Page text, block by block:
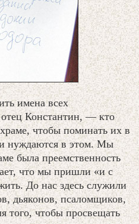
имена всех
Константин, — кто
чтобы поминать их в
нуждаются в этом. Мы
была преемственность
что мы пришли «и с
До нас здесь служили
дьяконов, псаломщиков,
того, чтобы просвещать